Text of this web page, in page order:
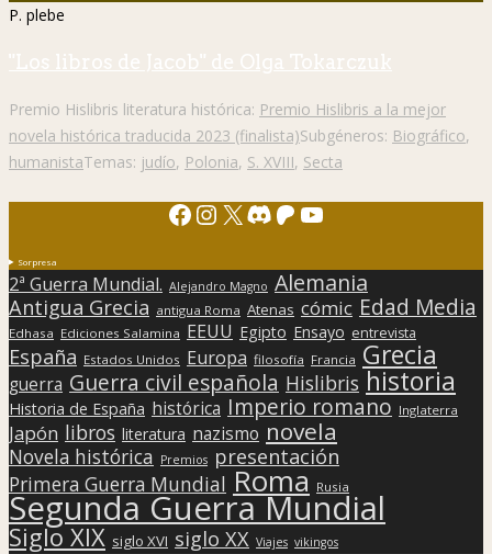
P. plebe
"Los libros de Jacob" de Olga Tokarczuk
Premio Hislibris literatura histórica: Premio Hislibris a la mejor
novela histórica traducida 2023 (finalista)Subgéneros: Biográfico,
humanistaTemas: judío, Polonia, S. XVIII, Secta
Facebook
Instagram
X Discord
Patreon
YouTube
Sorpresa
2ª Guerra Mundial. Alejandro Magno Alemania
Antigua Grecia antigua Roma Atenas cómic Edad Media
Edhasa Ediciones Salamina EEUU Egipto Ensayo entrevista
España Estados Unidos Europa filosofía Francia Grecia
guerra Guerra civil española Hislibris historia
Historia de España histórica Imperio romano Inglaterra
Japón libros literatura nazismo novela
Novela histórica Premios presentación
Primera Guerra Mundial Roma Rusia
Segunda Guerra Mundial
Siglo XIX siglo XVI siglo XX Viajes vikingos